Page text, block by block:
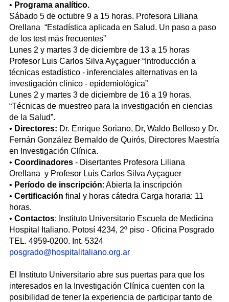
• Programa analítico.
Sábado 5 de octubre 9 a 15 horas. Profesora Liliana
Orellana “Estadística aplicada en Salud. Un paso a paso
de los test más frecuentes”
Lunes 2 y martes 3 de diciembre de 13 a 15 horas
Profesor Luis Carlos Silva Ayçaguer “Introducción a
técnicas estadístico - inferenciales alternativas en la
investigación clínico - epidemiológica”
Lunes 2 y martes 3 de diciembre de 16 a 19 horas.
“Técnicas de muestreo para la investigación en ciencias
de la Salud”.
• Directores: Dr. Enrique Soriano, Dr, Waldo Belloso y Dr.
Fernán González Bernaldo de Quirós, Directores Maestría
en Investigación Clínica.
• Coordinadores - Disertantes Profesora Liliana
Orellana y Profesor Luis Carlos Silva Ayçaguer
• Período de inscripción: Abierta la inscripción
• Certificación final y horas cátedra Carga horaria: 11
horas.
• Contactos: Instituto Universitario Escuela de Medicina
Hospital Italiano. Potosí 4234, 2º piso - Oficina Posgrado
TEL. 4959-0200. Int. 5324
posgrado@hospitalitaliano.org.ar
El Instituto Universitario abre sus puertas para que los
interesados en la Investigación Clínica cuenten con la
posibilidad de tener la experiencia de participar tanto de